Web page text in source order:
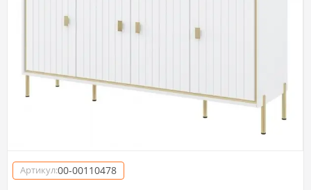
Артикул:00-00110478